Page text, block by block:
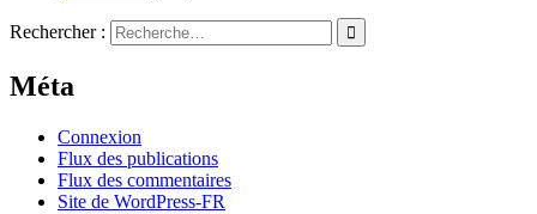
Rechercher :
Méta
Connexion
Flux des publications
Flux des commentaires
Site de WordPress-FR